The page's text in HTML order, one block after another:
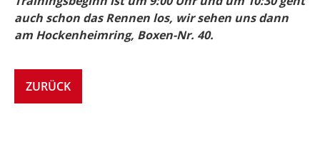
auch schon das Rennen los, wir sehen uns dann
am Hockenheimring, Boxen-Nr. 40.
ZURÜCK